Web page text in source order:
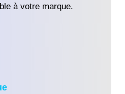
à votre marque.